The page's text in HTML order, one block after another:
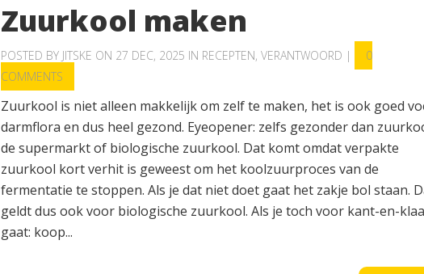
Zuurkool maken
POSTED BY JITSKE ON 27 DEC, 2025 IN RECEPTEN, VERANTWOORD |
0
COMMENTS
Zuurkool is niet alleen makkelijk om zelf te maken, het is ook goed
darmflora en dus heel gezond. Eyeopener: zelfs gezonder dan
de supermarkt of biologische zuurkool. Dat komt omdat verpakte
zuurkool kort verhit is geweest om het koolzuurproces van de
fermentatie te stoppen. Als je dat niet doet gaat het zakje bol staan.
geldt dus ook voor biologische zuurkool. Als je toch voor kant-en-
gaat: koop...